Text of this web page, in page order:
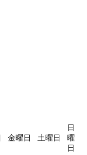
金曜日 土曜日
日
曜
日